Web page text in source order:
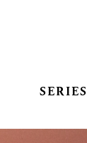
SERIES